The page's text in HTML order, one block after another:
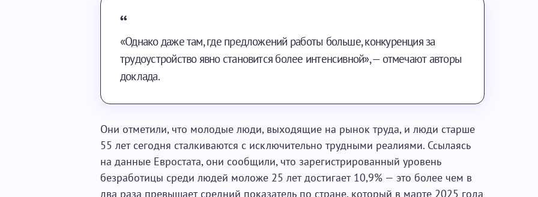
«Однако даже там, где предложений работы больше, конкуренция за
трудоустройство явно становится более интенсивной», — отмечают авторы
доклада.
Они отметили, что молодые люди, выходящие на рынок труда, и люди старше
55 лет сегодня сталкиваются с исключительно трудными реалиями. Ссылаясь
на данные Евростата, они сообщили, что зарегистрированный уровень
безработицы среди людей моложе 25 лет достигает 10,9% — это более чем в
два раза превышает средний показатель по стране, который в марте 2025 года